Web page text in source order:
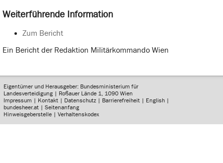
Weiterführende Information
Zum Bericht
Ein Bericht der Redaktion Militärkommando Wien
Eigentümer und Herausgeber: Bundesministerium für
Landesverteidigung | Roßauer Lände 1, 1090 Wien
Impressum | Kontakt | Datenschutz | Barrierefreiheit | English |
bundesheer.at |Seitenanfang
Hinweisgeberstelle |Verhaltenskodex